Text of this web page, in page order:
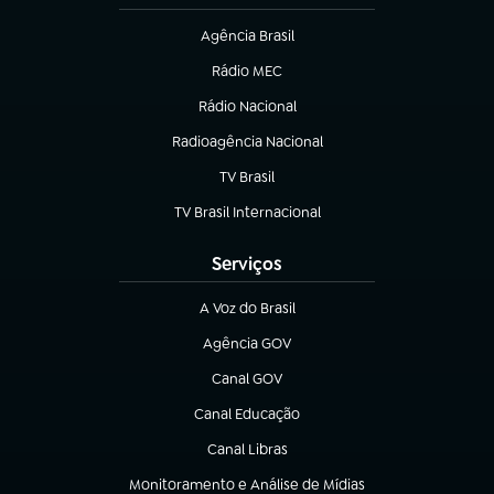
Agência Brasil
(abre em nova aba)
Rádio MEC
(abre em nova aba)
Rádio Nacional
Radioagência Nacional
(abre em nova aba)
TV Brasil
(abre em nova aba)
TV Brasil Internacional
(abre em nova aba)
Serviços
A Voz do Brasil
(abre em nova aba)
Agência GOV
(abre em nova aba)
Canal GOV
(abre em nova aba)
Canal Educação
(abre em nova aba)
Canal Libras
(abre em nova aba)
Monitoramento e Análise de Mídias